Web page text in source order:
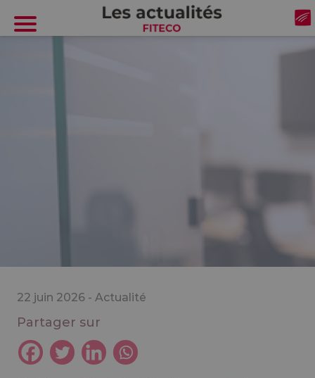
22 juin 2026 - Actualité
Partager sur
Cookies management panel